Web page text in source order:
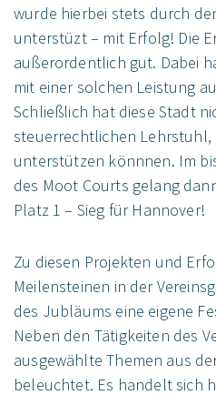
wurde hierbei stets durch
unterstüzt – mit Erfolg! Die
außerordentlich gut. Dabei
mit einer solchen Leistung
Schließlich hat diese Stadt
steuerrechtlichen Lehrstuhl,
unterstützen könnnen. Im
des Moot Courts gelang
Platz 1 – Sieg für Hannover!
Zu diesen Projekten und
Meilensteinen in der
des Jubläums eine eigene
Neben den Tätigkeiten des
ausgewählte Themen aus
beleuchtet. Es handelt sich